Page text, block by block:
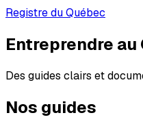
Registre du Québec
Entreprendre
Des guides clairs et
Nos guides